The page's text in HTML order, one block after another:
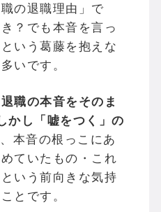
の退職理由」で
？でも本音を言っ
いう葛藤を抱えな
いです。
退職の本音をそのま
かし「嘘をつく」の
本音の根っこにあ
ていたもの・これ
いう前向きな気持
とです。